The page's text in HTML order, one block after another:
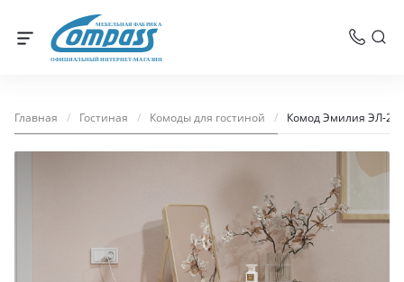
МЕБЕЛЬНАЯ ФАБРИКА
ОФИЦИАЛЬНЫЙ ИНТЕРНЕТ-МАГАЗИН
Главная / Гостиная / Комоды для гостиной / Комод Эмилия ЭЛ-21